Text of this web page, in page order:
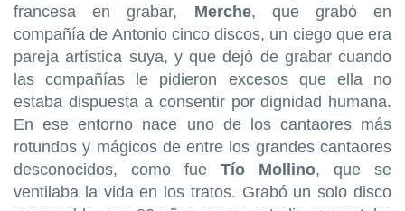
francesa en grabar, Merche, que grabó en
compañía de Antonio cinco discos, un ciego que era
pareja artística suya, y que dejó de grabar cuando
las compañías le pidieron excesos que ella no
estaba dispuesta a consentir por dignidad humana.
En ese entorno nace uno de los cantaores más
rotundos y mágicos de entre los grandes cantaores
desconocidos, como fue Tío Mollino, que se
ventilaba la vida en los tratos. Grabó un solo disco